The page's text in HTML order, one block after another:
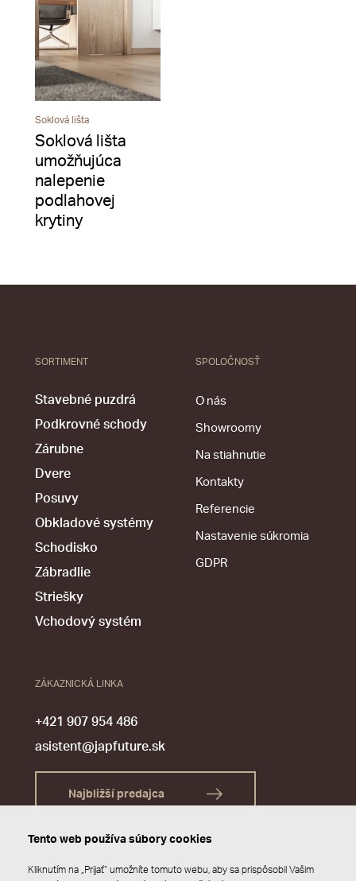
Soklová lišta
Soklová lišta
umožňujúca
nalepenie
podlahovej
krytiny
SORTIMENT
Stavebné puzdrá
Podkrovné schody
Zárubne
Dvere
Posuvy
Obkladové systémy
Schodisko
Zábradlie
Striešky
Vchodový systém
SPOLOČNOSŤ
O nás
Showroomy
Na stiahnutie
Kontakty
Referencie
Nastavenie súkromia
GDPR
ZÁKAZNICKÁ LINKA
+421 907 954 486
asistent@japfuture.sk
Najbližší predajca
Tento web používa súbory cookies
Kliknutím na „Prijať“ umožníte tomuto webu, aby sa prispôsobil Vašim